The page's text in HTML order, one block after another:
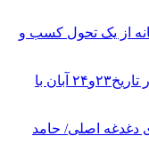
از یک تحول کسب و
کنفرانس بین المللی کیفیت در دبی در تاریخ۲۳و۲۴ آبان با
دغدغه اصلی/ حامد